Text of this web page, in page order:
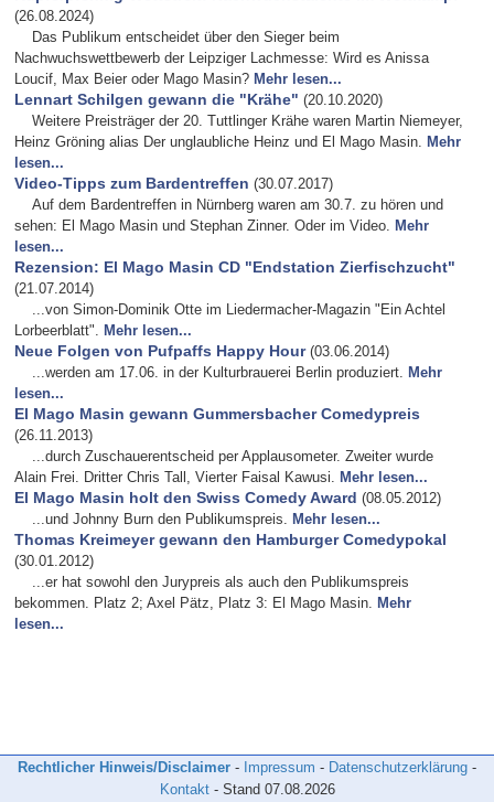
(26.08.2024)
Das Publikum entscheidet über den Sieger beim
Nachwuchswettbewerb der Leipziger Lachmesse: Wird es Anissa
Loucif, Max Beier oder Mago Masin? Mehr lesen...
Lennart Schilgen gewann die "Krähe" (20.10.2020)
Weitere Preisträger der 20. Tuttlinger Krähe waren Martin Niemeyer,
Heinz Gröning alias Der unglaubliche Heinz und El Mago Masin. Mehr
lesen...
Video-Tipps zum Bardentreffen (30.07.2017)
Auf dem Bardentreffen in Nürnberg waren am 30.7. zu hören und
sehen: El Mago Masin und Stephan Zinner. Oder im Video. Mehr
lesen...
Rezension: El Mago Masin CD "Endstation Zierfischzucht"
(21.07.2014)
...von Simon-Dominik Otte im Liedermacher-Magazin "Ein Achtel
Lorbeerblatt". Mehr lesen...
Neue Folgen von Pufpaffs Happy Hour (03.06.2014)
...werden am 17.06. in der Kulturbrauerei Berlin produziert. Mehr
lesen...
El Mago Masin gewann Gummersbacher Comedypreis
(26.11.2013)
...durch Zuschauerentscheid per Applausometer. Zweiter wurde
Alain Frei. Dritter Chris Tall, Vierter Faisal Kawusi. Mehr lesen...
El Mago Masin holt den Swiss Comedy Award (08.05.2012)
...und Johnny Burn den Publikumspreis. Mehr lesen...
Thomas Kreimeyer gewann den Hamburger Comedypokal
(30.01.2012)
...er hat sowohl den Jurypreis als auch den Publikumspreis
bekommen. Platz 2; Axel Pätz, Platz 3: El Mago Masin. Mehr
lesen...
Rechtlicher Hinweis/Disclaimer - Impressum - Datenschutzerklärung -
Kontakt- Stand 07.08.2026